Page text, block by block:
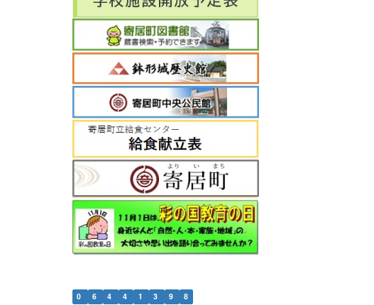
0 6 4 4 1 3 9 8